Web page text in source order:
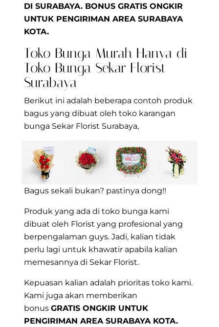
DI SURABAYA. BONUS GRATIS ONGKIR
UNTUK PENGIRIMAN AREA SURABAYA
KOTA.
Toko Bunga Murah Hanya di
Toko Bunga Sekar Florist
Surabaya
Berikut ini adalah beberapa contoh produk
bagus yang dibuat oleh toko karangan
bunga Sekar Florist Surabaya,
Bagus sekali bukan? pastinya dong!!
Produk yang ada di toko bunga kami
dibuat oleh Florist yang profesional yang
berpengalaman guys. Jadi, kalian tidak
perlu lagi untuk khawatir apabila kalian
memesannya di Sekar Florist.
Kepuasan kalian adalah prioritas toko kami.
Kami juga akan memberikan
bonus GRATIS ONGKIR UNTUK
PENGIRIMAN AREA SURABAYA KOTA.